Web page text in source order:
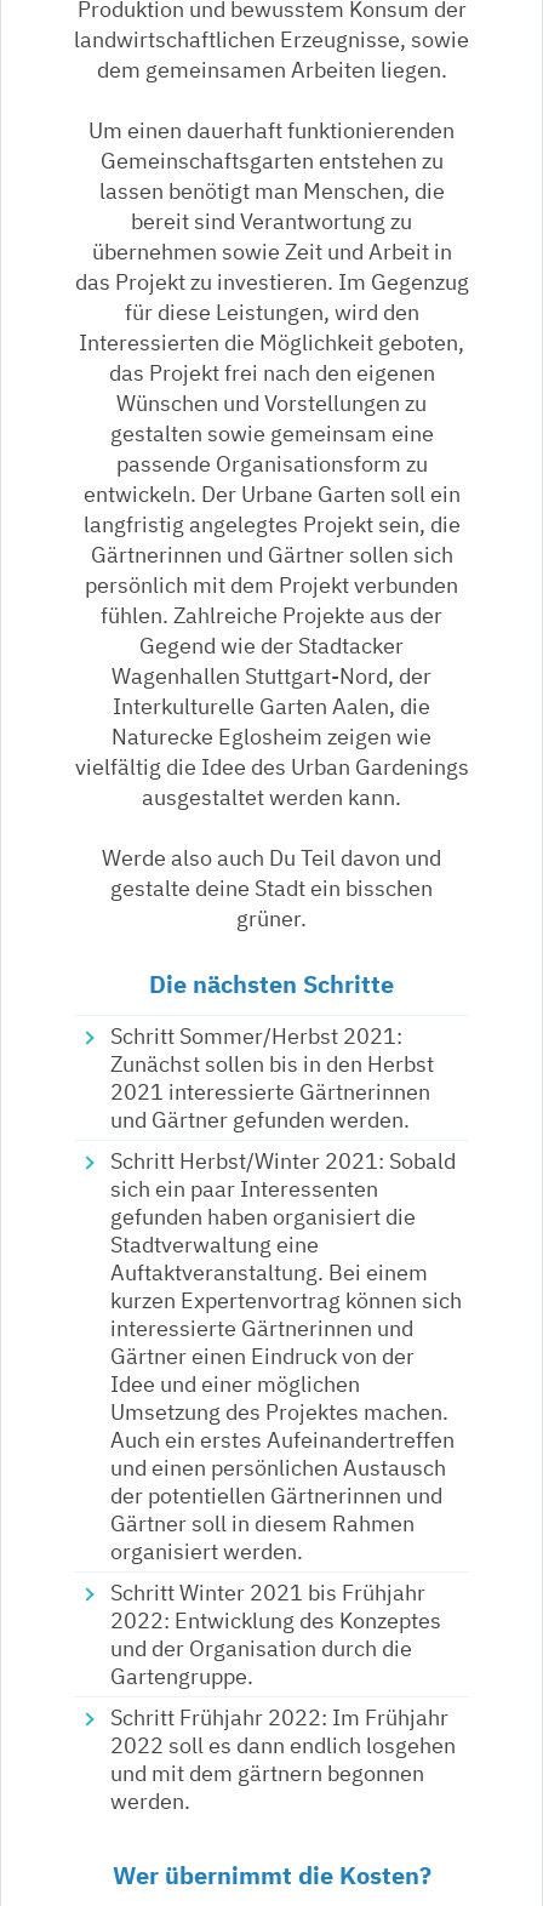
Produktion und bewusstem Konsum der
landwirtschaftlichen Erzeugnisse, sowie
dem gemeinsamen Arbeiten liegen.
Um einen dauerhaft funktionierenden
Gemeinschaftsgarten entstehen zu
lassen benötigt man Menschen, die
bereit sind Verantwortung zu
übernehmen sowie Zeit und Arbeit in
das Projekt zu investieren. Im Gegenzug
für diese Leistungen, wird den
Interessierten die Möglichkeit geboten,
das Projekt frei nach den eigenen
Wünschen und Vorstellungen zu
gestalten sowie gemeinsam eine
passende Organisationsform zu
entwickeln. Der Urbane Garten soll ein
langfristig angelegtes Projekt sein, die
Gärtnerinnen und Gärtner sollen sich
persönlich mit dem Projekt verbunden
fühlen. Zahlreiche Projekte aus der
Gegend wie der Stadtacker
Wagenhallen Stuttgart-Nord, der
Interkulturelle Garten Aalen, die
Naturecke Eglosheim zeigen wie
vielfältig die Idee des Urban Gardenings
ausgestaltet werden kann.
Werde also auch Du Teil davon und
gestalte deine Stadt ein bisschen
grüner.
Die nächsten Schritte
Schritt Sommer/Herbst 2021:
Zunächst sollen bis in den Herbst
2021 interessierte Gärtnerinnen
und Gärtner gefunden werden.
Schritt Herbst/Winter 2021: Sobald
sich ein paar Interessenten
gefunden haben organisiert die
Stadtverwaltung eine
Auftaktveranstaltung. Bei einem
kurzen Expertenvortrag können sich
interessierte Gärtnerinnen und
Gärtner einen Eindruck von der
Idee und einer möglichen
Umsetzung des Projektes machen.
Auch ein erstes Aufeinandertreffen
und einen persönlichen Austausch
der potentiellen Gärtnerinnen und
Gärtner soll in diesem Rahmen
organisiert werden.
Schritt Winter 2021 bis Frühjahr
2022: Entwicklung des Konzeptes
und der Organisation durch die
Gartengruppe.
Schritt Frühjahr 2022: Im Frühjahr
2022 soll es dann endlich losgehen
und mit dem gärtnern begonnen
werden.
Wer übernimmt die Kosten?